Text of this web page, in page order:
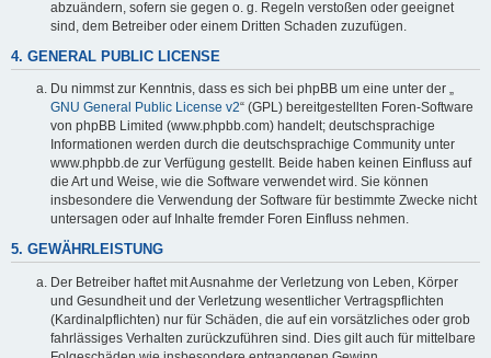
abzuändern, sofern sie gegen o. g. Regeln verstoßen oder geeignet
sind, dem Betreiber oder einem Dritten Schaden zuzufügen.
4. GENERAL PUBLIC LICENSE
Du nimmst zur Kenntnis, dass es sich bei phpBB um eine unter der „
GNU General Public License v2“ (GPL) bereitgestellten Foren-Software
von phpBB Limited (www.phpbb.com) handelt; deutschsprachige
Informationen werden durch die deutschsprachige Community unter
www.phpbb.de zur Verfügung gestellt. Beide haben keinen Einfluss auf
die Art und Weise, wie die Software verwendet wird. Sie können
insbesondere die Verwendung der Software für bestimmte Zwecke nicht
untersagen oder auf Inhalte fremder Foren Einfluss nehmen.
5. GEWÄHRLEISTUNG
Der Betreiber haftet mit Ausnahme der Verletzung von Leben, Körper
und Gesundheit und der Verletzung wesentlicher Vertragspflichten
(Kardinalpflichten) nur für Schäden, die auf ein vorsätzliches oder grob
fahrlässiges Verhalten zurückzuführen sind. Dies gilt auch für mittelbare